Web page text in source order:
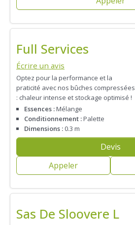
Full Services
Écrire un avis
Optez pour la performance et la
praticité avec nos bûches compressées
: chaleur intense et stockage optimisé !
Essences :Mélange
Conditionnement :Palette
Dimensions : 0.3 m
Devis
Appeler
Sas De Sloovere L